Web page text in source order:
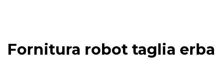
Fornitura robot taglia erba